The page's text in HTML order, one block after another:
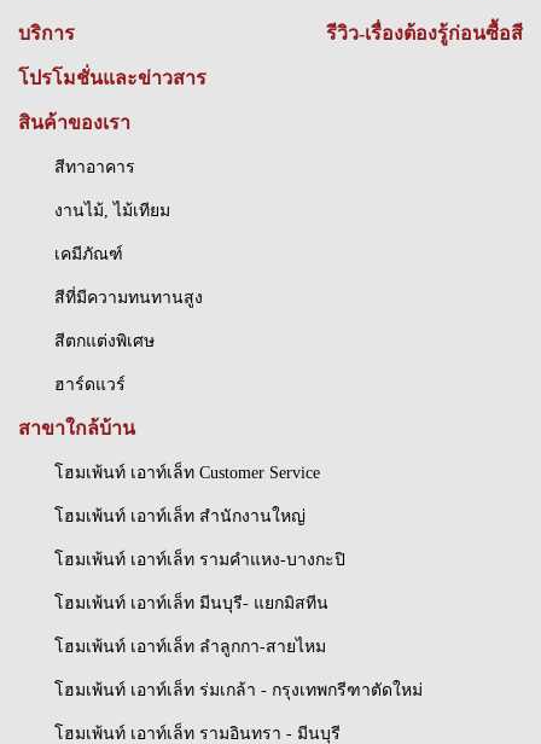
บริการ
โปรโมชั่นและข่าวสาร
รีวิว-เรื่องต้องรู้ก่อนซื้อสี
สินค้าของเรา
สีทาอาคาร
งานไม้, ไม้เทียม
เคมีภัณฑ์
สีที่มีความทนทานสูง
สีตกแต่งพิเศษ
ฮาร์ดแวร์
สาขาใกล้บ้าน
โฮมเพ้นท์ เอาท์เล็ท Customer Service
โฮมเพ้นท์ เอาท์เล็ท สำนักงานใหญ่
โฮมเพ้นท์ เอาท์เล็ท รามคำแหง-บางกะปิ
โฮมเพ้นท์ เอาท์เล็ท มีนบุรี- แยกมิสทีน
โฮมเพ้นท์ เอาท์เล็ท ลำลูกกา-สายไหม
โฮมเพ้นท์ เอาท์เล็ท ร่มเกล้า - กรุงเทพกรีฑาตัดใหม่
โฮมเพ้นท์ เอาท์เล็ท รามอินทรา - มีนบุรี